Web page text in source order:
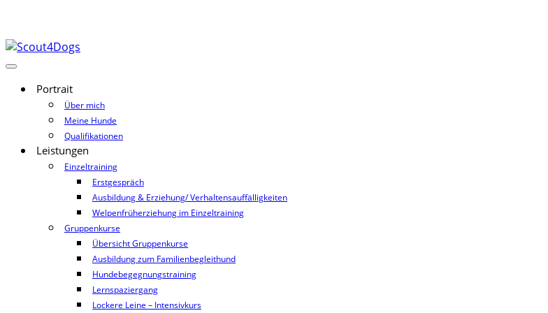
Portrait
Über mich
Meine Hunde
Qualifikationen
Leistungen
Einzeltraining
Erstgespräch
Ausbildung & Erziehung/ Verhaltensauffälligkeiten
Welpenfrüherziehung im Einzeltraining
Gruppenkurse
Übersicht Gruppenkurse
Ausbildung zum Familienbegleithund
Hundebegegnungstraining
Lernspaziergang
Lockere Leine – Intensivkurs